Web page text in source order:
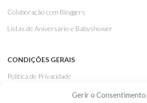
Gerir o Consentimento
Colaboração com Bloggers
Listas de Aniversário e Babyshower
CONDIÇÕES GERAIS
Politica de Privacidade